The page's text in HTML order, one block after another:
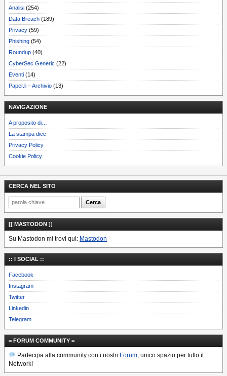
Analisi (254)
Data Breach (189)
Privacy (59)
Phishing (54)
Roundup (40)
CyberSec Generic (22)
Eventi (14)
Paper.li – Archivio (13)
NAVIGAZIONE
A proposito di…
La stampa dice
Privacy Policy
Cookie Policy
CERCA NEL SITO
[[ MASTODON ]]
Su Mastodon mi trovi qui: Mastodon
:: I SOCIAL ::
Facebook
Instagram
Twitter
Linkedin
Telegram
= FORUM COMMUNITY =
Partecipa alla community con i nostri Forum, unico spazio per tutto il
Network!